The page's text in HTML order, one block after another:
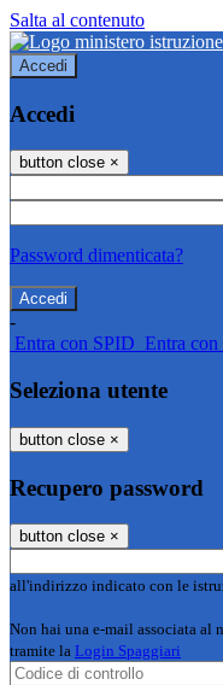
Salta al contenuto
Accedi
Accedi
button close ×
Password dimenticata?
-
Entra con SPID Entra con
Seleziona utente
button close ×
Recupero password
button close ×
all'indirizzo indicato con le
Non hai una e-mail associata al
tramite la Login Spaggiari